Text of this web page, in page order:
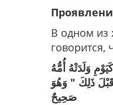
В одном из
وَلَدَتْهُ أُمُّهُ
قَبْلَ ذَلِكَ " وَهُوَ
صَحِيحٌ